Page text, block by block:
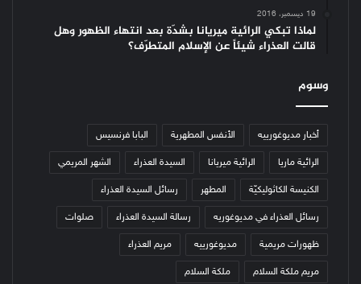
19 ديسمبر، 2016
لماذا تبكي الرائية ميريانا بشدّة بعد انتهاء الظهور وهل
قالت العذراء شيئاً عن الإسلام المتطرّف؟
وسوم
أخبار مديوغورييه الأنفس المطهرية البابا فرنسيس
الرائية ماريا الرائية ميريانا السيدة العذراء الشهر المريمي
الكنيسة الكاثوليكيّة المطهر رسائل السيدة العذراء
رسائل العذراء في مديوغوريه رسالة السيدة العذراء صلوات
ظهورات مريمية مديوغورييه مريم العذراء
مريم ملكة السلام ملكة السلام